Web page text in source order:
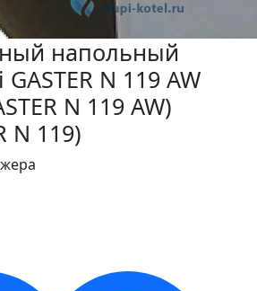
напольный
N 119 AW
N 119 AW)
N 119)